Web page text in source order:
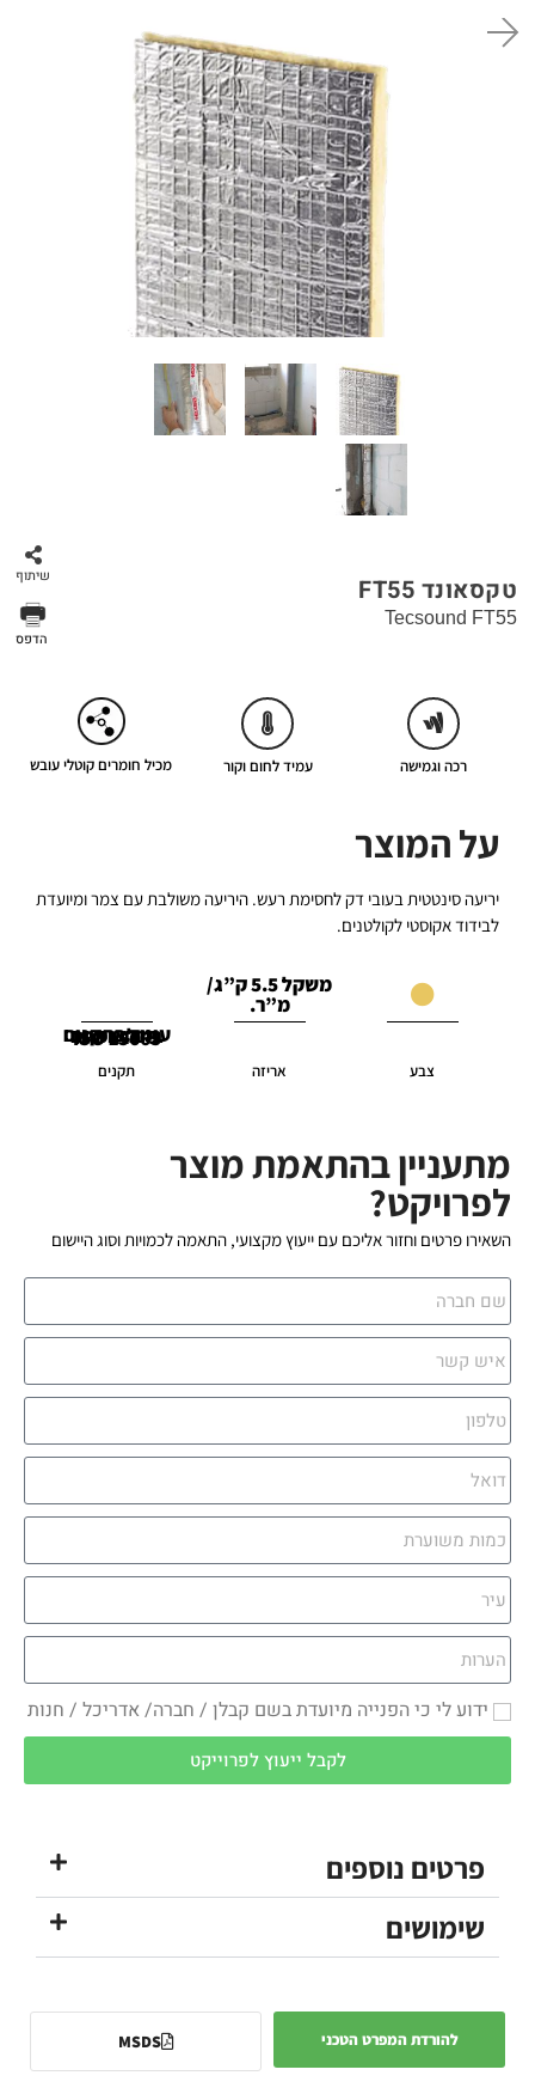
שיתוף טקסאונד FT55
הדפס
Tecsound FT55
רכה וגמישה עמיד לחום וקור מכיל חומרים קוטלי עובש
על המוצר
יריעה סינטטית בעובי דק לחסימת רעש. היריעה משולבת עם צמר ומיועדת
לבידוד אקוסטי לקולטנים.
צבע
משקל 5.5 ק”ג/
מ”ר.
אריזה
עומד בתקנים
בינלאומיים
ISO 140-3
ISO 15665
תקנים
מתעניין בהתאמת מוצר
לפרויקט?
השאירו פרטים וחזור אליכם עם ייעוץ מקצועי, התאמה לכמויות וסוג היישום
ידוע לי כי הפנייה מיועדת בשם קבלן / חברה/ אדריכל / חנות
לקבל ייעוץ לפרוייקט
פרטים נוספים
שימושים
להורדת המפרט הטכני MSDS